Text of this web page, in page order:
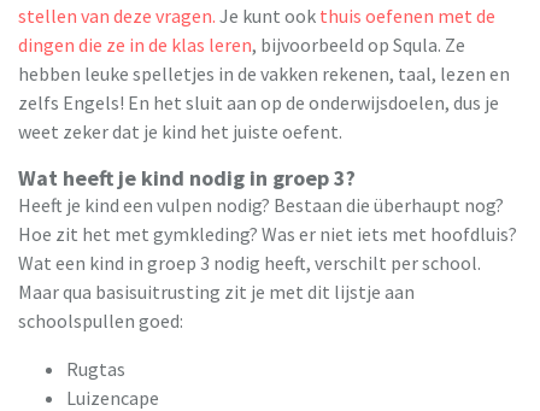
stellen van deze vragen. ​Je kunt ook thuis oefenen met de
dingen die ze in de klas leren, bijvoorbeeld op Squla. Ze
hebben leuke spelletjes in de vakken rekenen, taal, lezen en
zelfs Engels! En het sluit aan op de onderwijsdoelen, dus je
weet zeker dat je kind het juiste oefent.
Wat heeft je kind nodig in groep 3?
Heeft je kind een vulpen nodig? Bestaan die überhaupt nog?
Hoe zit het met gymkleding? Was er niet iets met hoofdluis?
Wat een kind in groep 3 nodig heeft, verschilt per school.
Maar qua basisuitrusting zit je met dit lijstje aan
schoolspullen goed:
Rugtas
Luizencape